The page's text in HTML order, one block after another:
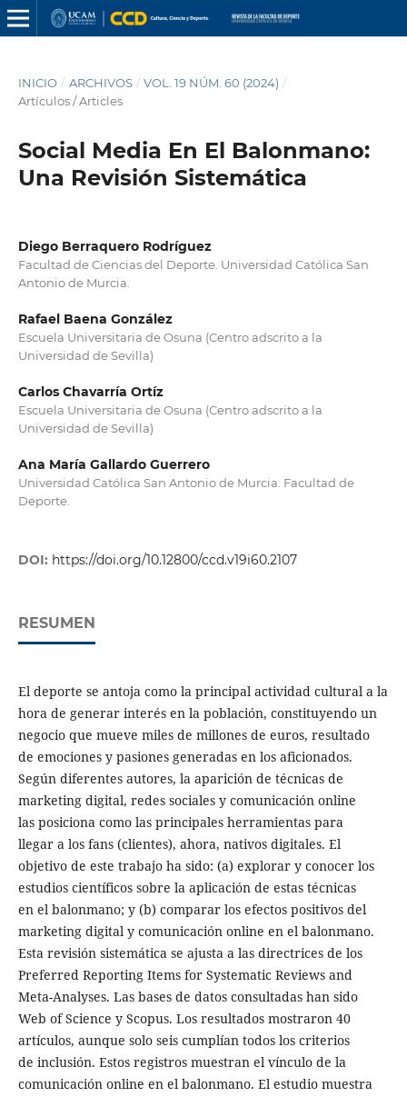
INICIO / ARCHIVOS / VOL. 19 NÚM. 60 (2024) /
Artículos / Articles
Social Media En El Balonmano:
Una Revisión Sistemática
Diego Berraquero Rodríguez
Facultad de Ciencias del Deporte. Universidad Católica San
Antonio de Murcia.
Rafael Baena González
Escuela Universitaria de Osuna (Centro adscrito a la
Universidad de Sevilla)
Carlos Chavarría Ortíz
Escuela Universitaria de Osuna (Centro adscrito a la
Universidad de Sevilla)
Ana María Gallardo Guerrero
Universidad Católica San Antonio de Murcia. Facultad de
Deporte.
DOI: https://doi.org/10.12800/ccd.v19i60.2107
RESUMEN
El deporte se antoja como la principal actividad cultural a la
hora de generar interés en la población, constituyendo un
negocio que mueve miles de millones de euros, resultado
de emociones y pasiones generadas en los aficionados.
Según diferentes autores, la aparición de técnicas de
marketing digital, redes sociales y comunicación online
las posiciona como las principales herramientas para
llegar a los fans (clientes), ahora, nativos digitales. El
objetivo de este trabajo ha sido: (a) explorar y conocer los
estudios científicos sobre la aplicación de estas técnicas
en el balonmano; y (b) comparar los efectos positivos del
marketing digital y comunicación online en el balonmano.
Esta revisión sistemática se ajusta a las directrices de los
Preferred Reporting Items for Systematic Reviews and
Meta-Analyses. Las bases de datos consultadas han sido
Web of Science y Scopus. Los resultados mostraron 40
artículos, aunque solo seis cumplían todos los criterios
de inclusión. Estos registros muestran el vínculo de la
comunicación online en el balonmano. El estudio muestra